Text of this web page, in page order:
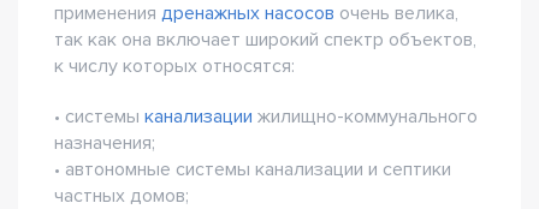
применения дренажных насосов очень велика,
так как она включает широкий спектр объектов,
к числу которых относятся:
• системы канализации жилищно-коммунального
назначения;
• автономные системы канализации и септики
частных домов;